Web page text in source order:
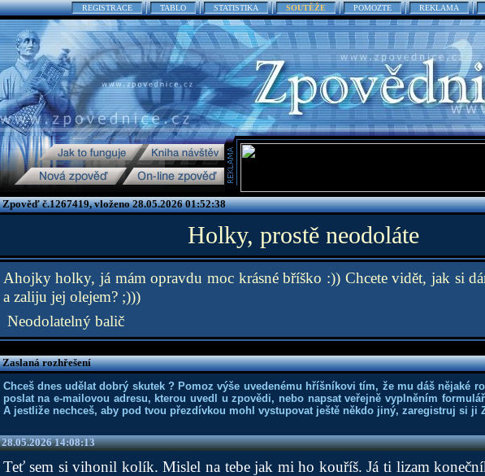
REGISTRACE TABLO STATISTIKA SOUTĚŽE POMOZTE REKLAMA
Zpověď č.1267419, vloženo 28.05.2026 01:52:38
Holky, prostě neodoláte
Ahojky holky, já mám opravdu moc krásné bříško :)) Chcete vidět, jak si
a zaliju jej olejem? ;)))
Neodolatelný balič
Zaslaná rozhřešení
Chceš dnes udělat dobrý skutek ? Pomoz výše uvedenému hříšníkovi tím, že mu dáš nějaké
poslat na e-mailovou adresu, kterou uvedl u zpovědi, nebo napsat veřejně vyplněním
A jestliže nechceš, aby pod tvou přezdívkou mohl vystupovat ještě někdo jiný, zaregistruj si ji
28.05.2026 14:08:13
Teť sem si vihonil kolík. Mislel na tebe jak mi ho kouříš. Já ti lizam